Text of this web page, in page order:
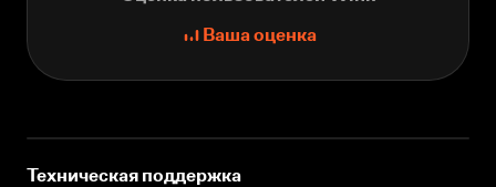
Ваша оценка
Техническая поддержка